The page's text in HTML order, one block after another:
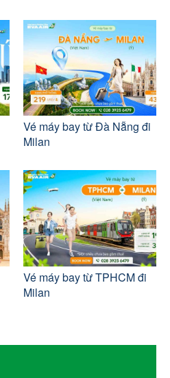
Vé máy bay từ Đà Nẵng đi
Milan
Vé máy bay từ TPHCM đi
Milan